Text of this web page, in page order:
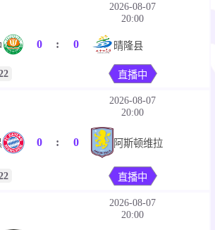
2026-08-07
20:00
0 : 0 晴隆县
直播中
2026-08-07
20:00
0 : 0 阿斯顿维拉
直播中
2026-08-07
20:00